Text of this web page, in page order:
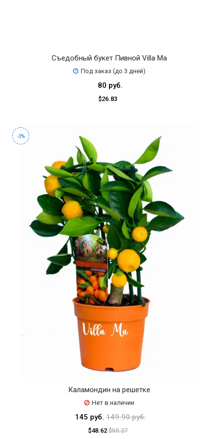
Съедобный букет Пивной Villa Ma
Под заказ (до 3 дней)
80 руб.
$26.83
-3%
Каламондин на решетке
Нет в наличии
145 руб.149.90 руб.
$48.62 $50.27